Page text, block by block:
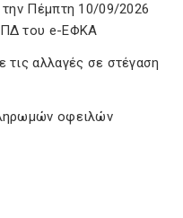
Πέμπτη 10/09/2026
του e-ΕΦΚΑ
αλλαγές σε στέγαση
οφειλών